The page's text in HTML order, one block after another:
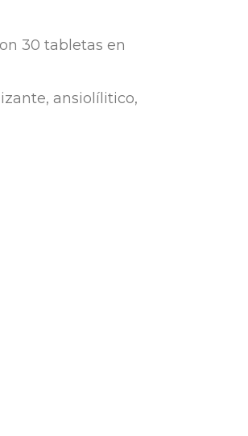
30 tabletas en
ansiolílitico,